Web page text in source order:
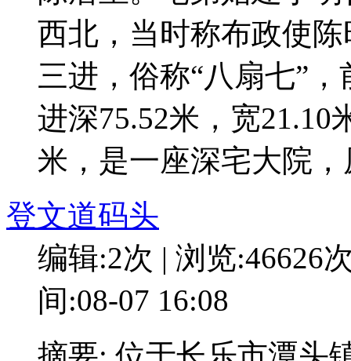
西北，当时称布政使
三进，俗称“八扇七”
进深75.52米，宽21.10
米，是一座深宅大院
登文道码头
编辑:2次 | 浏览:46626
间:08-07 16:08